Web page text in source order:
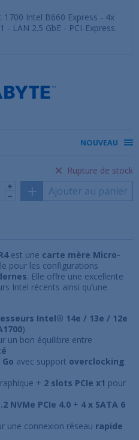
Intel B660 Express - 4x
- LAN 2.5 GbE - PCI-Express
NOUVEAU
Rupture de stock
Ajouter au panier
est une carte mère Micro-
pour les configurations
. Elle offre une excellente
Intel récents ainsi qu’une
Intel® 14e / 13e / 12e
)
un bon équilibre entre
Go avec support overclocking
+ 2 slots PCIe x1 pour
NVMe PCIe 4.0 + 4 x SATA 6
une connexion réseau rapide